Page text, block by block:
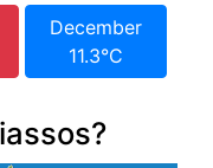
December
11.3°C